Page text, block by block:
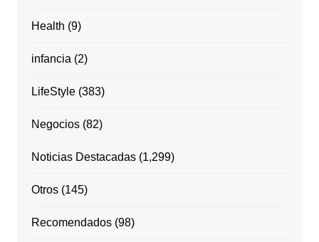
Health (9)
infancia (2)
LifeStyle(383)
Negocios(82)
Noticias Destacadas(1,299)
Otros(145)
Recomendados(98)